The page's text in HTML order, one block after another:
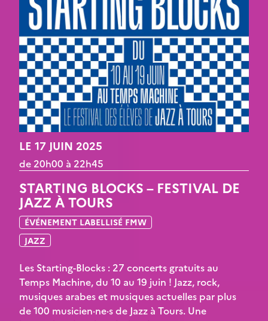
LE 17 JUIN 2025
de 20h00 à 22h45
STARTING BLOCKS – FESTIVAL DE
JAZZ À TOURS
ÉVÉNEMENT LABELLISÉ FMW
JAZZ
Les Starting-Blocks : 27 concerts gratuits au
Temps Machine, du 10 au 19 juin ! Jazz, rock,
musiques arabes et musiques actuelles par plus
de 100 musicien·ne·s de Jazz à Tours. Une